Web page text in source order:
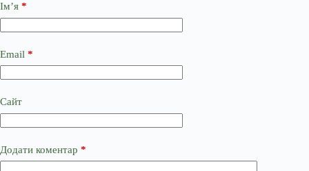
Ім’я *
Email *
Сайт
Додати коментар *